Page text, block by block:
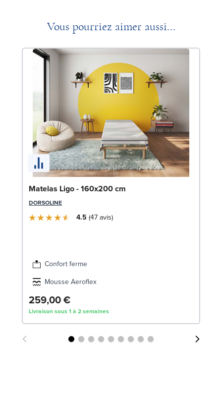
Vous pourriez aimer aussi...
Matelas Ligo - 160x200 cm
DORSOLINE
4.5 47avis
Confort ferme
Mousse Aeroflex
259,00 €
Livraison sous 1 à 2 semaines